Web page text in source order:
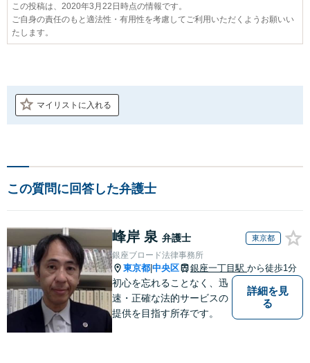
この投稿は、2020年3月22日時点の情報です。
ご自身の責任のもと適法性・有用性を考慮してご利用いただくようお願いい
たします。
マイリストに入れる
この質問に回答した弁護士
峰岸 泉 弁護士 東京都
銀座ブロード法律事務所
東京都 中央区 銀座一丁目駅 から徒歩1分
初心を忘れることなく、迅
速・正確な法的サービスの
提供を目指す所存です。
詳細を見
る